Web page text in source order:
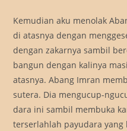
Kemudian aku menolak
di atasnya dengan
dengan zakarnya sambil
bangun dengan kalinya
atasnya. Abang Imran
sutera. Dia mengucup-
dara ini sambil membuka
terserlahlah payudara yang